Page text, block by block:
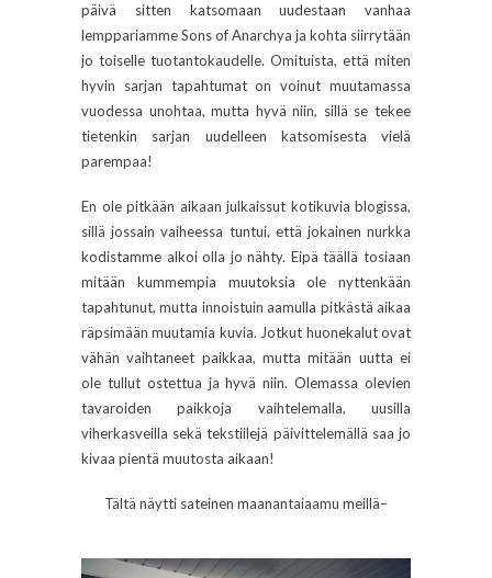
päivä sitten katsomaan uudestaan vanhaa
lemppariamme Sons of Anarchya ja kohta siirrytään
jo toiselle tuotantokaudelle. Omituista, että miten
hyvin sarjan tapahtumat on voinut muutamassa
vuodessa unohtaa, mutta hyvä niin, sillä se tekee
tietenkin sarjan uudelleen katsomisesta vielä
parempaa!
En ole pitkään aikaan julkaissut kotikuvia blogissa,
sillä jossain vaiheessa tuntui, että jokainen nurkka
kodistamme alkoi olla jo nähty. Eipä täällä tosiaan
mitään kummempia muutoksia ole nyttenkään
tapahtunut, mutta innoistuin aamulla pitkästä aikaa
räpsimään muutamia kuvia. Jotkut huonekalut ovat
vähän vaihtaneet paikkaa, mutta mitään uutta ei
ole tullut ostettua ja hyvä niin. Olemassa olevien
tavaroiden paikkoja vaihtelemalla, uusilla
viherkasveilla sekä tekstiilejä päivittelemällä saa jo
kivaa pientä muutosta aikaan!
Tältä näytti sateinen maanantaiaamu meillä–